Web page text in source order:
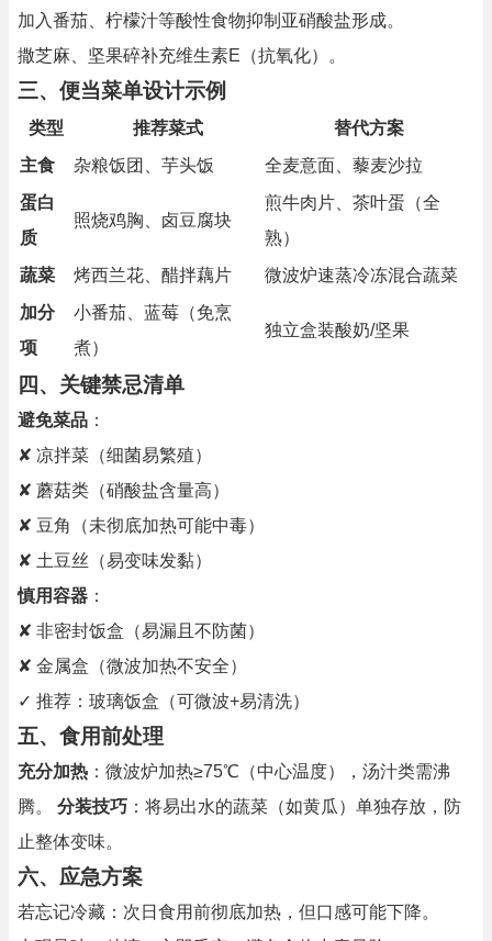
加入番茄、柠檬汁等酸性食物抑制亚硝酸盐形成。
撒芝麻、坚果碎补充维生素E（抗氧化）。
三、便当菜单设计示例
类型 推荐菜式
替代方案
主食
杂粮饭团、芋头饭
全麦意面、藜麦沙拉
蛋白
质
照烧鸡胸、卤豆腐块
煎牛肉片、茶叶蛋（全
熟）
蔬菜
烤西兰花、醋拌藕片
微波炉速蒸冷冻混合蔬菜
加分
项
小番茄、蓝莓（免烹
煮）
独立盒装酸奶/坚果
四、关键禁忌清单
避免菜品 ：
✘ 凉拌菜（细菌易繁殖）
✘ 蘑菇类（硝酸盐含量高）
✘ 豆角（未彻底加热可能中毒）
✘ 土豆丝（易变味发黏）
慎用容器 ：
✘ 非密封饭盒（易漏且不防菌）
✘ 金属盒（微波加热不安全）
✓ 推荐：玻璃饭盒（可微波+易清洗）
五、食用前处理
充分加热 ：微波炉加热≥75℃（中心温度），汤汁类需沸
腾。 分装技巧 ：将易出水的蔬菜（如黄瓜）单独存放，防
止整体变味。
六、应急方案
若忘记冷藏：次日食用前彻底加热，但口感可能下降。